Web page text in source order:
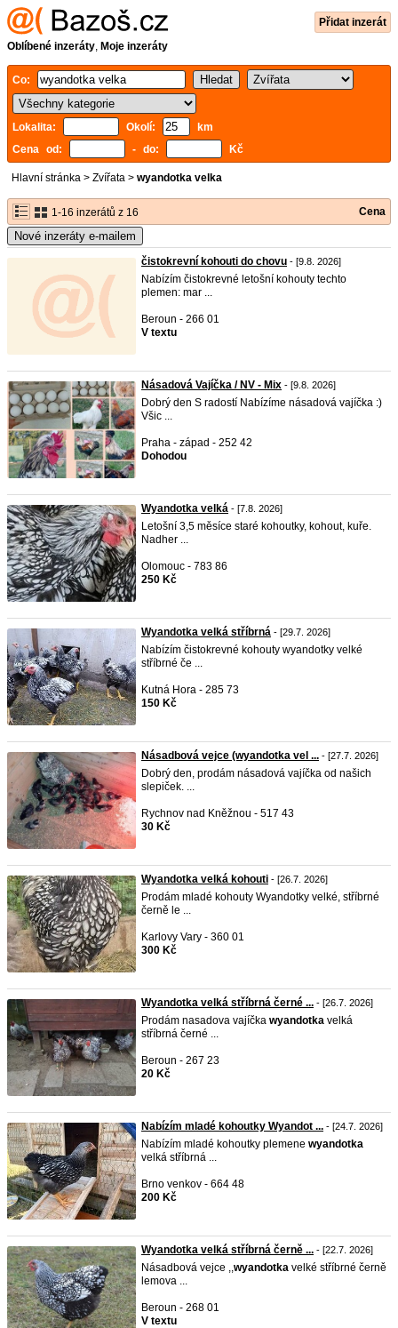
Přidat inzerát
Oblíbené inzeráty, Moje inzeráty
Co:
Lokalita: Okolí:
km
Cena od:
- do: Kč
Hlavní stránka > Zvířata > wyandotka velka
1-16 inzerátů z 16 Cena
Nové inzeráty e-mailem
čistokrevní kohouti do chovu - [9.8. 2026]
Nabízím čistokrevné letošní kohouty techto
plemen: mar ...
Beroun - 266 01
V textu
Násadová Vajíčka / NV - Mix - [9.8. 2026]
Dobrý den S radostí Nabízíme násadová vajíčka :)
Všic ...
Praha - západ - 252 42
Dohodou
Wyandotka velká - [7.8. 2026]
Letošní 3,5 měsíce staré kohoutky, kohout, kuře.
Nadher ...
Olomouc - 783 86
250 Kč
Wyandotka velká stříbrná - [29.7. 2026]
Nabízím čistokrevné kohouty wyandotky velké
stříbrné če ...
Kutná Hora - 285 73
150 Kč
Násadbová vejce (wyandotka vel ... - [27.7. 2026]
Dobrý den, prodám násadová vajíčka od našich
slepiček. ...
Rychnov nad Kněžnou - 517 43
30 Kč
Wyandotka velká kohouti - [26.7. 2026]
Prodám mladé kohouty Wyandotky velké, stříbrné
černě le ...
Karlovy Vary - 360 01
300 Kč
Wyandotka velká stříbrná černé ... - [26.7. 2026]
Prodám nasadova vajíčka wyandotka velká
stříbrná černé ...
Beroun - 267 23
20 Kč
Nabízím mladé kohoutky Wyandot ... - [24.7. 2026]
Nabízím mladé kohoutky plemene wyandotka
velká stříbrná ...
Brno venkov - 664 48
200 Kč
Wyandotka velká stříbrná černě ... - [22.7. 2026]
Násadbová vejce ,,wyandotka velké stříbrné černě
lemova ...
Beroun - 268 01
V textu